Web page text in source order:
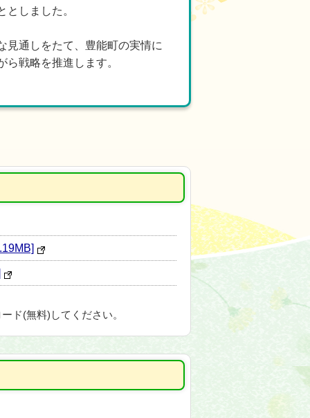
しました。
通しをたて、豊能町の実情に
戦略を推進します。
ド(無料)してください。